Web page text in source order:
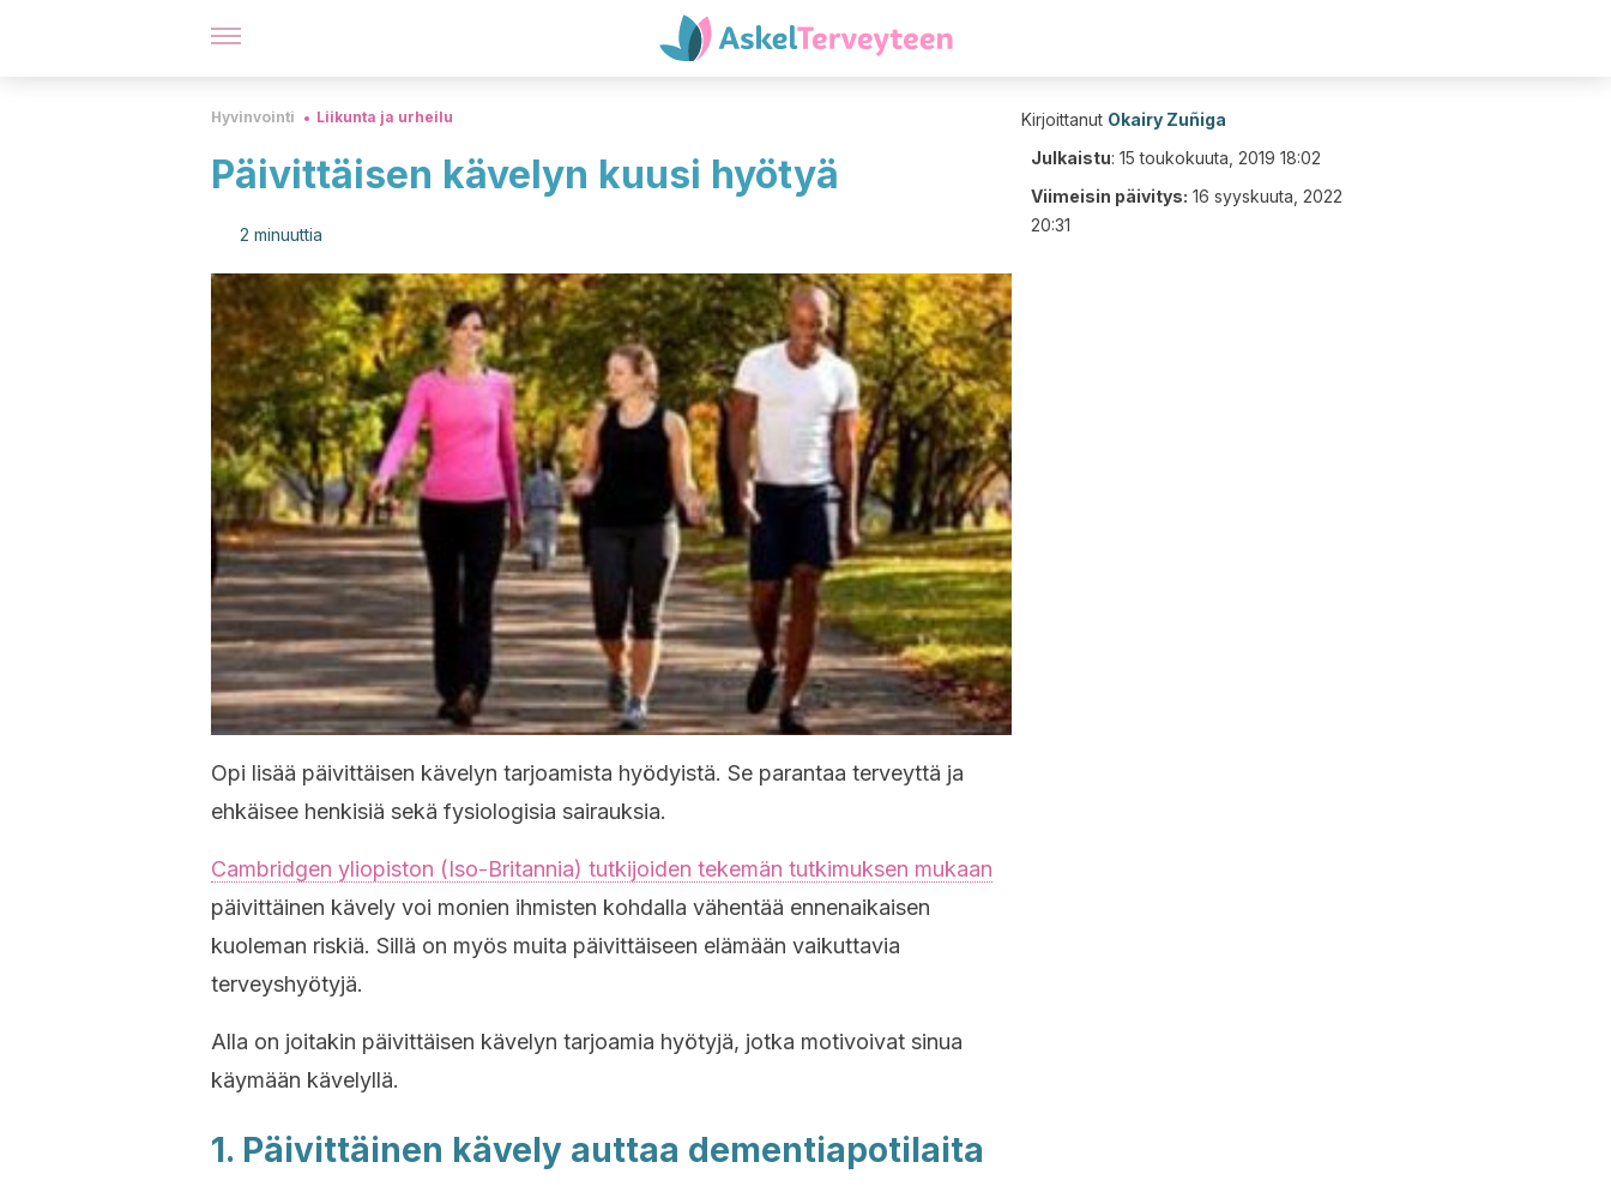
Hyvinvointi Liikunta ja urheilu
Päivittäisen kävelyn kuusi hyötyä
2 minuuttia
Opi lisää päivittäisen kävelyn tarjoamista hyödyistä. Se parantaa terveyttä ja
ehkäisee henkisiä sekä fysiologisia sairauksia.
Cambridgen yliopiston (Iso-Britannia) tutkijoiden tekemän tutkimuksen mukaan
päivittäinen kävely voi monien ihmisten kohdalla vähentää ennenaikaisen
kuoleman riskiä. Sillä on myös muita päivittäiseen elämään vaikuttavia
terveyshyötyjä.
Alla on joitakin päivittäisen kävelyn tarjoamia hyötyjä, jotka motivoivat sinua
käymään kävelyllä.
1. Päivittäinen kävely auttaa dementiapotilaita
Kirjoittanut Okairy Zuñiga
Julkaistu: 15 toukokuuta, 2019 18:02
Viimeisin päivitys: 16 syyskuuta, 2022
20:31